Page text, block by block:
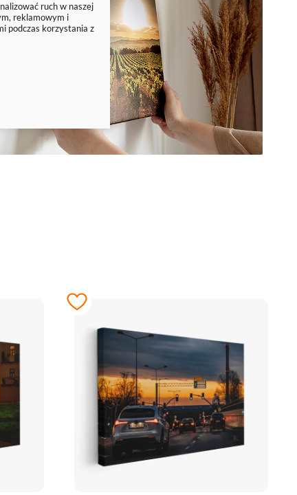
ruch w naszej
reklamowym i
podczas korzystania z